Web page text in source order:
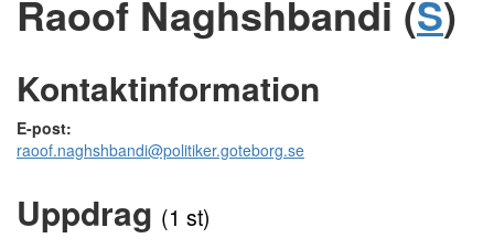
Raoof Naghshbandi (S)
Kontaktinformation
E-post:
raoof.naghshbandi@politiker.goteborg.se
Uppdrag (1 st)